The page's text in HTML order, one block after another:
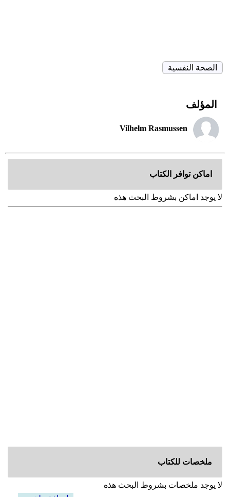
الصحة النفسية
المؤلف
Vilhelm Rasmussen
اماكن توافر الكتاب
لا يوجد اماكن بشروط البحث هذه
ملخصات للكتاب
لا يوجد ملخصات بشروط البحث هذه